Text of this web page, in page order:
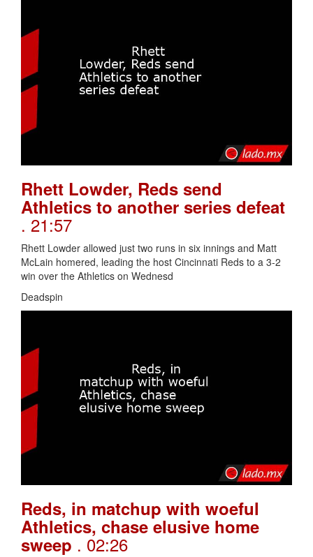
Rhett Lowder, Reds send
Athletics to another series defeat
. 21:57
Rhett Lowder allowed just two runs in six innings and Matt
McLain homered, leading the host Cincinnati Reds to a 3-2
win over the Athletics on Wednesd
Deadspin
Reds, in matchup with woeful
Athletics, chase elusive home
sweep . 02:26